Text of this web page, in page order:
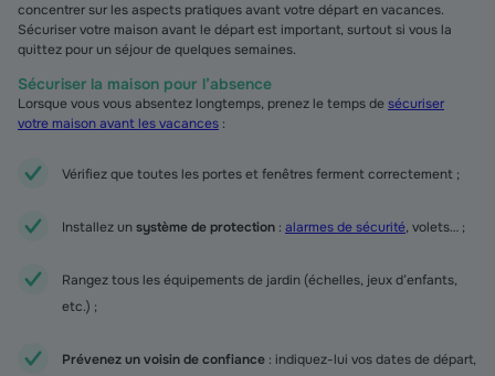
concentrer sur les aspects pratiques avant votre départ en vacances.
Sécuriser votre maison avant le départest important, surtout si vous la
quittez pour un séjour de quelques semaines.
Sécuriser la maison pour l’absence
Lorsque vous vous absentez longtemps, prenez le temps desécuriser
votre maison avant les vacances :
Vérifiez que toutes les portes et fenêtres ferment correctement ;
Installez unsystème de protection : alarmes de sécurité, volets… ;
Rangez tous les équipements de jardin (échelles, jeux d’enfants,
etc.) ;
Prévenez un voisin de confiance : indiquez-lui vos dates de départ,